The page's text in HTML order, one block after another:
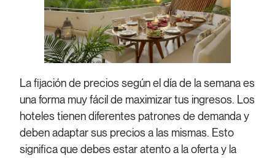
La fijación de precios según el día de la semana es
una forma muy fácil de maximizar tus ingresos. Los
hoteles tienen diferentes patrones de demanda y
deben adaptar sus precios a las mismas. Esto
significa que debes estar atento a la oferta y la